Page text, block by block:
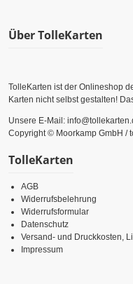
Über TolleKarten
TolleKarten ist der Onlineshop
Karten nicht selbst gestalten!
Unsere E-Mail:
Copyright © Moorkamp GmbH /
TolleKarten
AGB
Widerrufsbelehrung
Widerrufsformular
Datenschutz
Versand- und Druckkosten,
Impressum